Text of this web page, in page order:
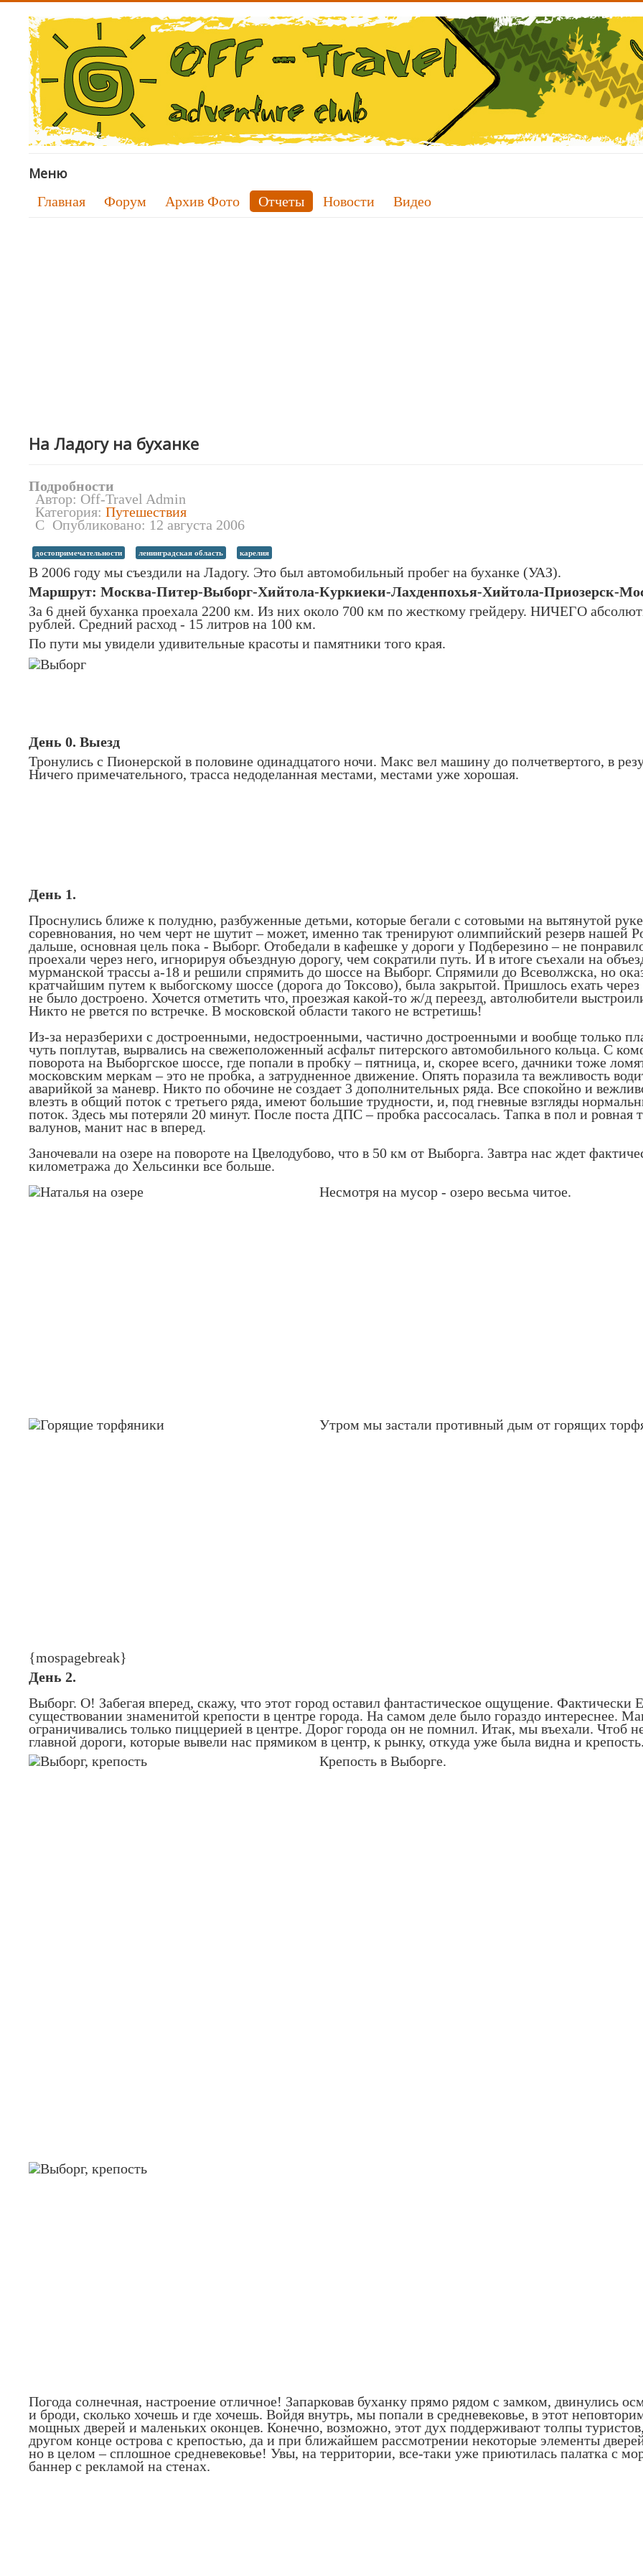
Меню
Главная Форум Архив Фото Отчеты Новости Видео
На Ладогу на буханке
Подробности
Автор: Off-Travel Admin
Категория: Путешествия
Опубликовано: 12 августа 2006
достопримечательности ленинградская область карелия
В 2006 году мы съездили на Ладогу. Это был автомобильный пробег на буханке (УАЗ).
Маршрут: Москва-Питер-Выборг-Хийтола-Куркиеки-Лахденпохья-Хийтола-Приозерск-
За 6 дней буханка проехала 2200 км. Из них около 700 км по жесткому грейдеру. НИЧЕГО
рублей. Средний расход - 15 литров на 100 км.
По пути мы увидели удивительные красоты и памятники того края.
День 0. Выезд
Тронулись с Пионерской в половине одинадцатого ночи. Макс вел машину до полчетвертого, в
Ничего примечательного, трасса недоделанная местами, местами уже хорошая.
День 1.
Проснулись ближе к полудню, разбуженные детьми, которые бегали с сотовыми на вытянутой
соревнования, но чем черт не шутит – может, именно так тренируют олимпийский резерв нашей
дальше, основная цель пока - Выборг. Отобедали в кафешке у дороги у Подберезино – не
проехали через него, игнорируя объездную дорогу, чем сократили путь. И в итоге съехали на
мурманской трассы а-18 и решили спрямить до шоссе на Выборг. Спрямили до Всеволжска, но
кратчайшим путем к выбогскому шоссе (дорога до Токсово), была закрытой. Пришлось ехать
не было достроено. Хочется отметить что, проезжая какой-то ж/д переезд, автолюбители
Никто не рвется по встречке. В московской области такого не встретишь!
Из-за неразберихи с достроенными, недостроенными, частично достроенными и вообще только
чуть поплутав, вырвались на свежеположенный асфальт питерского автомобильного кольца. С
поворота на Выборгское шоссе, где попали в пробку – пятница, и, скорее всего, дачники тоже
московским меркам – это не пробка, а затрудненное движение. Опять поразила та вежливость
аварийкой за маневр. Никто по обочине не создает 3 дополнительных ряда. Все спокойно и
влезть в общий поток с третьего ряда, имеют большие трудности, и, под гневные взгляды
поток. Здесь мы потеряли 20 минут. После поста ДПС – пробка рассосалась. Тапка в пол и ровная
валунов, манит нас в вперед.
Заночевали на озере на повороте на Цвелодубово, что в 50 км от Выборга. Завтра нас ждет
километража до Хельсинки все больше.
Несмотря на мусор - озеро весьма читое.
Утром мы застали противный дым от горящих
{mospagebreak}
День 2.
Выборг. О! Забегая вперед, скажу, что этот город оставил фантастическое ощущение. Фактически
существовании знаменитой крепости в центре города. На самом деле было гораздо интереснее.
ограничивались только пиццерией в центре. Дорог города он не помнил. Итак, мы въехали. Чтоб
главной дороги, которые вывели нас прямиком в центр, к рынку, откуда уже была видна и крепость.
Крепость в Выборге.
Погода солнечная, настроение отличное! Запарковав буханку прямо рядом с замком, двинулись
и броди, сколько хочешь и где хочешь. Войдя внутрь, мы попали в средневековье, в этот
мощных дверей и маленьких оконцев. Конечно, возможно, этот дух поддерживают толпы
другом конце острова с крепостью, да и при ближайшем рассмотрении некоторые элементы
но в целом – сплошное средневековье! Увы, на территории, все-таки уже приютилась палатка с
баннер с рекламой на стенах.